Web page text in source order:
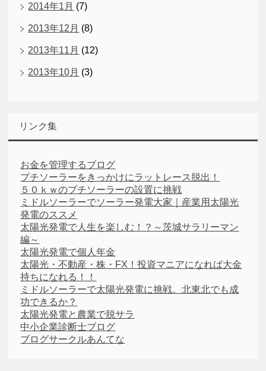
2014年1月 (7)
2013年12月 (8)
2013年11月 (12)
2013年10月 (3)
リンク集
お金を管理するブログ
プチソーラーをきっかけにラットレース脱出！
５０ｋｗのプチソーラーの設置に挑戦
ミドルソーラーでソーラー発電大家｜産業用太陽光
発電のススメ
太陽光発電で人生を楽しむ！？～茨城サラリーマン
編～
太陽光発電で個人年金
太陽光・不動産・株・FX！投資マニアになれば大金
持ちになれる！！
ミドルソーラーで太陽光発電に挑戦。北東北でも成
功できるか？
太陽光発電と農業で脱サラ
中小企業診断士ブログ
ブログサークルあんてな